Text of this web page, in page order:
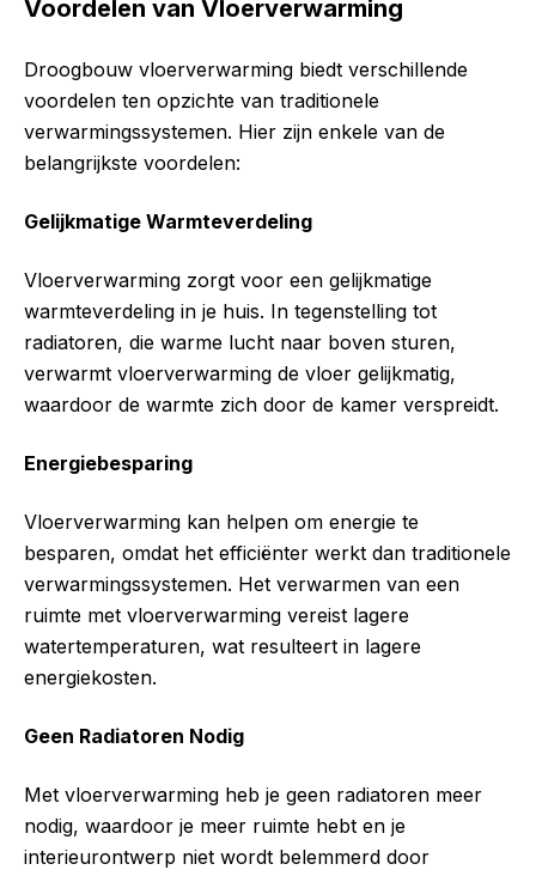
Voordelen van Vloerverwarming
Droogbouw vloerverwarming biedt verschillende
voordelen ten opzichte van traditionele
verwarmingssystemen. Hier zijn enkele van de
belangrijkste voordelen:
Gelijkmatige Warmteverdeling
Vloerverwarming zorgt voor een gelijkmatige
warmteverdeling in je huis. In tegenstelling tot
radiatoren, die warme lucht naar boven sturen,
verwarmt vloerverwarming de vloer gelijkmatig,
waardoor de warmte zich door de kamer verspreidt.
Energiebesparing
Vloerverwarming kan helpen om energie te
besparen, omdat het efficiënter werkt dan traditionele
verwarmingssystemen. Het verwarmen van een
ruimte met vloerverwarming vereist lagere
watertemperaturen, wat resulteert in lagere
energiekosten.
Geen Radiatoren Nodig
Met vloerverwarming heb je geen radiatoren meer
nodig, waardoor je meer ruimte hebt en je
interieurontwerp niet wordt belemmerd door